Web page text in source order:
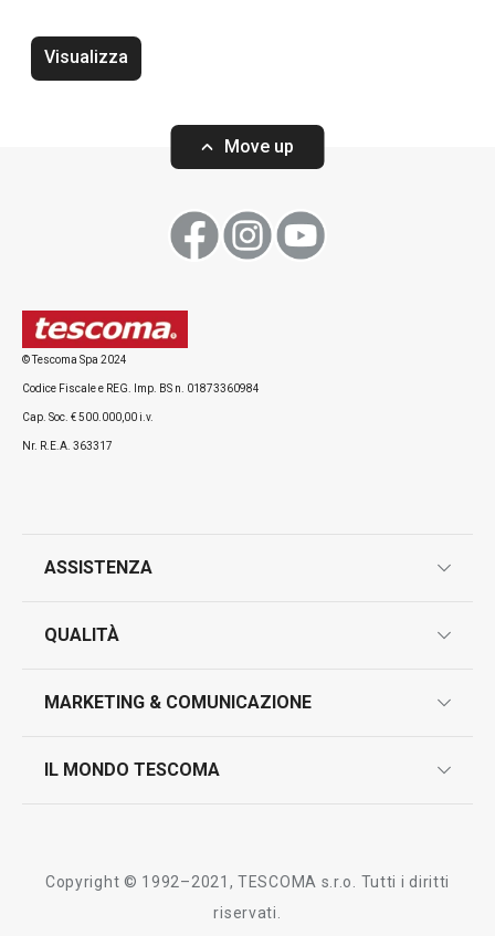
Tutti i prodotti della linea BRAVA
Visualizza
Move up
© Tescoma Spa 2024
Codice Fiscale e REG. Imp. BS n. 01873360984
Cap. Soc. € 500.000,00 i.v.
Nr. R.E.A. 363317
ASSISTENZA
contatti
QUALITÀ
test sui prodotti
MARKETING & COMUNICAZIONE
IL MONDO TESCOMA
Copyright © 1992–2021, TESCOMA s.r.o. Tutti i diritti
riservati.